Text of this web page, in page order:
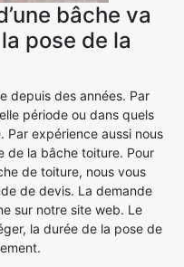
bâche va
pose de la
depuis des années. Par
période ou dans quels
expérience aussi nous
de la bâche toiture. Pour
de toiture, nous vous
de devis. La demande
sur notre site web. Le
la durée de la pose de